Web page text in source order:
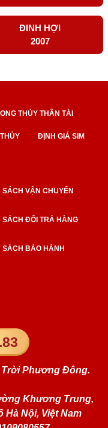
ĐINH HỢI
2007
THỦY THẦN TÀI
ĐỊNH GIÁ SIM
Trời Phương Đông.
Khương Trung,
Hà Nội, Việt Nam
SÁCH VẬN CHUYỂN
SÁCH ĐỔI TRẢ HÀNG
SÁCH BẢO HÀNH